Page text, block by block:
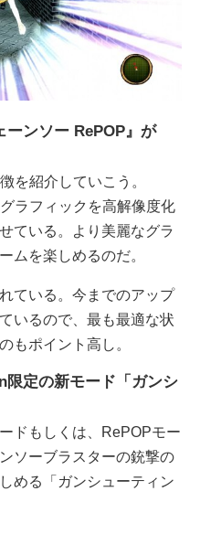
ンソー RePOP』が
を紹介していこう。
ラフィックを高解像度化
ている。より美麗なグラ
ムを楽しめるのだ。
ている。今までのアップ
いるので、最も最適な状
もポイント高し。
定の新モード「ガンシ
ドもしくは、RePOPモー
ソーブラスターの銃撃の
める「ガンシューティン